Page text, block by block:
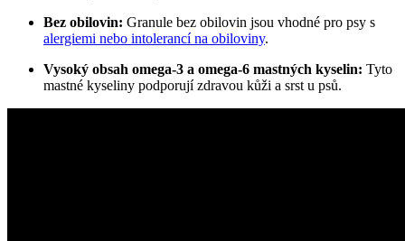
Bez obilovin: Granule bez obilovin jsou vhodné pro psy s
alergiemi nebo intolerancí na obiloviny.
Vysoký obsah omega-3 a omega-6 mastných kyselin: Tyto
mastné kyseliny podporují zdravou kůži a srst u psů.